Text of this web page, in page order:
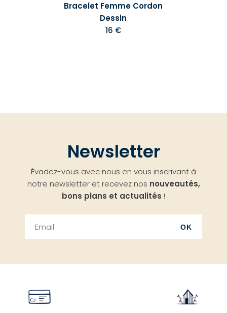
Bracelet Femme Cordon
Dessin
16 €
Newsletter
Évadez-vous avec nous en vous inscrivant à
notre newsletter et recevez nos nouveautés,
bons plans et actualités !
OK